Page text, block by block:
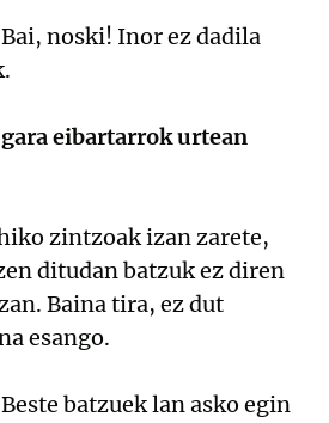
noski! Inor ez dadila
eibartarrok urtean
zintzoak izan zarete,
ditudan batzuk ez diren
Baina tira, ez dut
esango.
batzuek lan asko egin